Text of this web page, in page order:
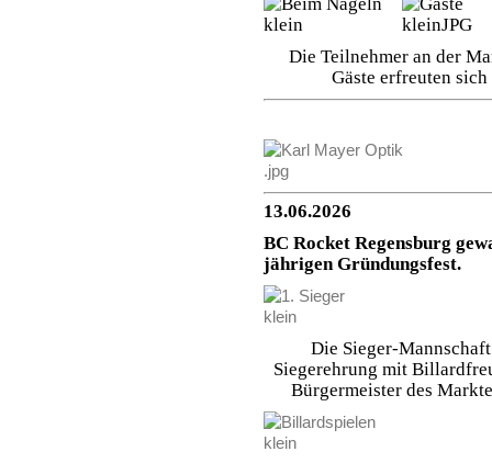
Die Teilnehmer an der
Gäste erfreuten
13.06.2026
BC Rocket Regensburg
jährigen Gründungsfest.
Die Sieger-
Siegerehrung mit
Bürgermeister des